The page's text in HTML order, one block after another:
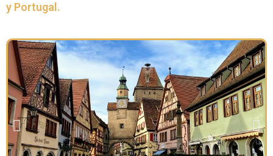
y Portugal.